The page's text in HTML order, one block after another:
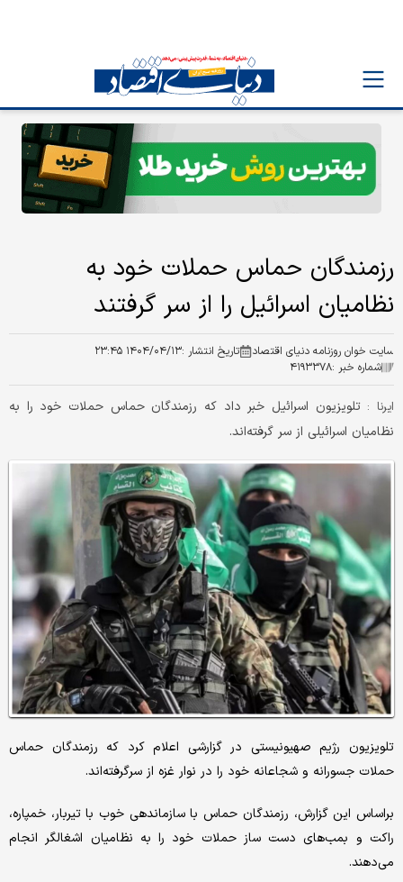
رزمندگان حماس حملات خود به
نظامیان اسرائیل را از سر گرفتند
سایت خوان روزنامه دنیای اقتصاد تاریخ انتشار :۱۴۰۴/۰۴/۱۳ ۲۳:۴۵
شماره خبر :۴۱۹۳۳۷۸
ایرنا :تلویزیون اسرائیل خبر داد که رزمندگان حماس حملات خود را به
نظامیان اسرائیلی از سر گرفته‌اند.
تلویزیون رژیم صهیونیستی در گزارشی اعلام کرد که رزمندگان حماس
حملات جسورانه و شجاعانه خود را در نوار غزه از سرگرفته‌اند.
براساس این گزارش، رزمندگان حماس با سازماندهی خوب با تیربار، خمپاره،
راکت و بمب‌های دست ساز حملات خود را به نظامیان اشغالگر انجام
می‌دهند.